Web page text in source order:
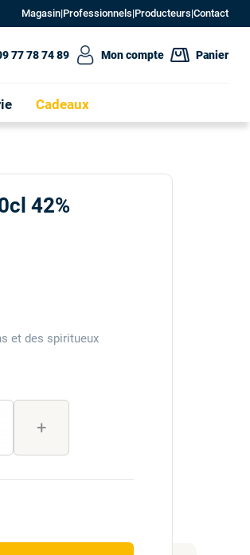
Magasin|Professionnels|Producteurs|Contact
Cadeaux
77 78 74 89 Mon compte Panier
42%
et des spiritueux
+